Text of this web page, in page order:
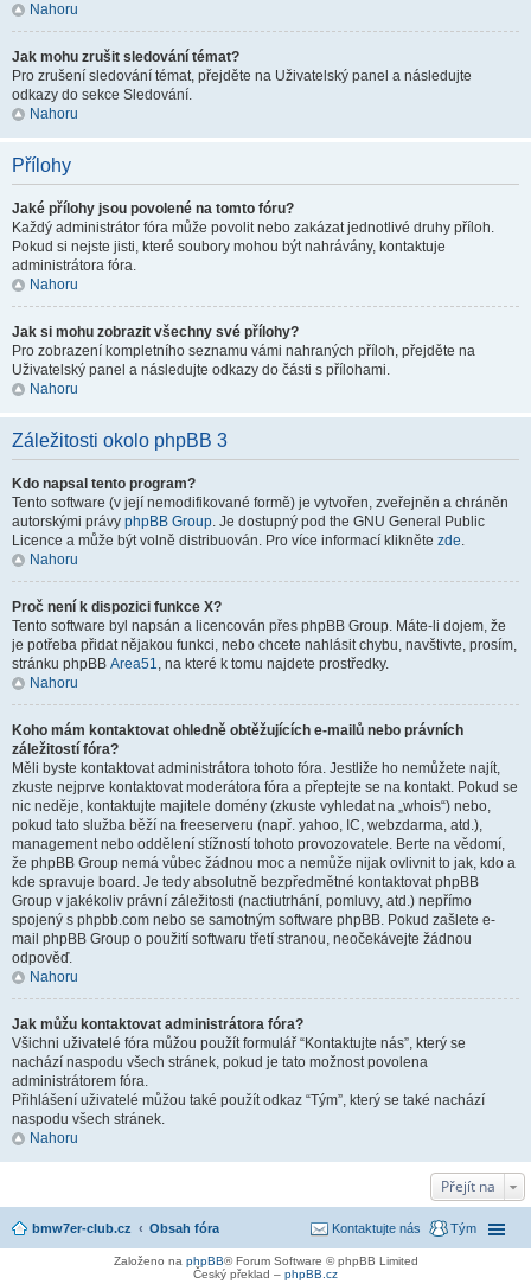
Nahoru
Jak mohu zrušit sledování témat?
Pro zrušení sledování témat, přejděte na Uživatelský panel a následujte
odkazy do sekce Sledování.
Nahoru
Přílohy
Jaké přílohy jsou povolené na tomto fóru?
Každý administrátor fóra může povolit nebo zakázat jednotlivé druhy příloh.
Pokud si nejste jisti, které soubory mohou být nahrávány, kontaktuje
administrátora fóra.
Nahoru
Jak si mohu zobrazit všechny své přílohy?
Pro zobrazení kompletního seznamu vámi nahraných příloh, přejděte na
Uživatelský panel a následujte odkazy do části s přílohami.
Nahoru
Záležitosti okolo phpBB 3
Kdo napsal tento program?
Tento software (v její nemodifikované formě) je vytvořen, zveřejněn a chráněn
autorskými právy phpBB Group. Je dostupný pod the GNU General Public
Licence a může být volně distribuován. Pro více informací klikněte zde.
Nahoru
Proč není k dispozici funkce X?
Tento software byl napsán a licencován přes phpBB Group. Máte-li dojem, že
je potřeba přidat nějakou funkci, nebo chcete nahlásit chybu, navštivte, prosím,
stránku phpBB Area51, na které k tomu najdete prostředky.
Nahoru
Koho mám kontaktovat ohledně obtěžujících e-mailů nebo právních
záležitostí fóra?
Měli byste kontaktovat administrátora tohoto fóra. Jestliže ho nemůžete najít,
zkuste nejprve kontaktovat moderátora fóra a přeptejte se na kontakt. Pokud se
nic neděje, kontaktujte majitele domény (zkuste vyhledat na „whois“) nebo,
pokud tato služba běží na freeserveru (např. yahoo, IC, webzdarma, atd.),
management nebo oddělení stížností tohoto provozovatele. Berte na vědomí,
že phpBB Group nemá vůbec žádnou moc a nemůže nijak ovlivnit to jak, kdo a
kde spravuje board. Je tedy absolutně bezpředmětné kontaktovat phpBB
Group v jakékoliv právní záležitosti (nactiutrhání, pomluvy, atd.) nepřímo
spojený s phpbb.com nebo se samotným software phpBB. Pokud zašlete e-
mail phpBB Group o použití softwaru třetí stranou, neočekávejte žádnou
odpověď.
Nahoru
Jak můžu kontaktovat administrátora fóra?
Všichni uživatelé fóra můžou použít formulář “Kontaktujte nás”, který se
nachází naspodu všech stránek, pokud je tato možnost povolena
administrátorem fóra.
Přihlášení uživatelé můžou také použít odkaz “Tým”, který se také nachází
naspodu všech stránek.
Nahoru
Přejít na
bmw7er-club.cz Obsah fóra Tým
Kontaktujte nás
Založeno na phpBB® Forum Software © phpBB Limited
Český překlad – phpBB.cz